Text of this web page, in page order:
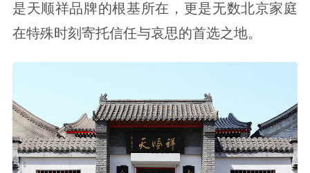
是天顺祥品牌的根基所在，更是无数北京家庭
在特殊时刻寄托信任与哀思的首选之地。